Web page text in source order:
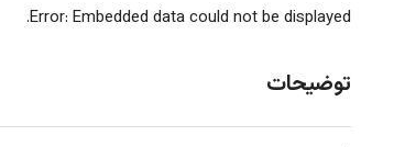
Error: Embedded data could not be displayed.
توضیحات